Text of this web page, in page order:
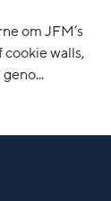
om JFM’s
walls,